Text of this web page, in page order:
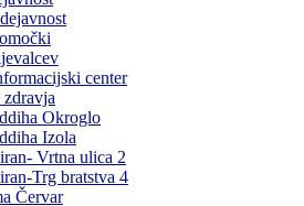
center
Okroglo
Izola
Vrtna ulica 2
Trg bratstva 4
Červar